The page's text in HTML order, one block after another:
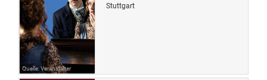
Quelle: Veranstalter
Stuttgart